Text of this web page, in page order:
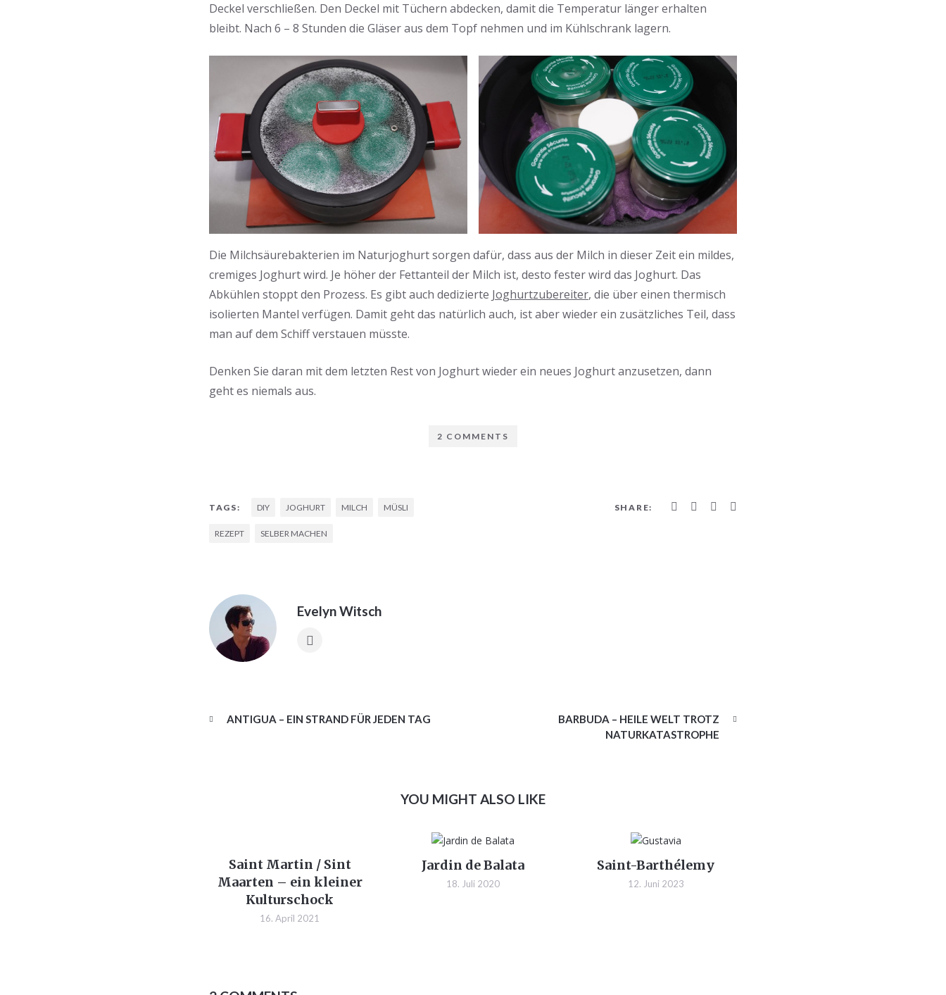
Deckel verschließen. Den Deckel mit Tüchern abdecken, damit die Temperatur länger erhalten
bleibt. Nach 6 – 8 Stunden die Gläser aus dem Topf nehmen und im Kühlschrank lagern.
Die Milchsäurebakterien im Naturjoghurt sorgen dafür, dass aus der Milch in dieser Zeit ein mildes,
cremiges Joghurt wird. Je höher der Fettanteil der Milch ist, desto fester wird das Joghurt. Das
Abkühlen stoppt den Prozess. Es gibt auch dedizierte Joghurtzubereiter, die über einen thermisch
isolierten Mantel verfügen. Damit geht das natürlich auch, ist aber wieder ein zusätzliches Teil, dass
man auf dem Schiff verstauen müsste.
Denken Sie daran mit dem letzten Rest von Joghurt wieder ein neues Joghurt anzusetzen, dann
geht es niemals aus.
2 COMMENTS
TAGS: DIY JOGHURT MILCH MÜSLI
REZEPT SELBER MACHEN
SHARE:
Evelyn Witsch
ANTIGUA – EIN STRAND FÜR JEDEN TAG
BARBUDA – HEILE WELT TROTZ
NATURKATASTROPHE
YOU MIGHT ALSO LIKE
Saint Martin / Sint
Maarten – ein kleiner
Kulturschock
16. April 2021
Jardin de Balata
18. Juli 2020
Saint-Barthélemy
12. Juni 2023